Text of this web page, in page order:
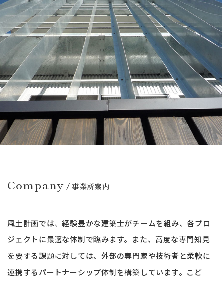
Company / 事業所案内
風土計画では、経験豊かな建築士がチームを組み、 各プロ
ジェクトに最適な体制で臨みます。 また、高度な専門知見
を要する課題に対しては、外部の専門家や技術者と柔軟に
連携するパートナーシップ体制を構築しています。 こど